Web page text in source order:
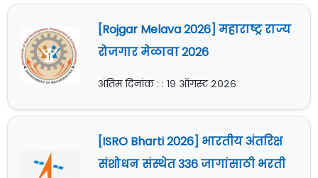
[Rojgar Melava 2026] महाराष्ट्र राज्य
रोजगार मेळावा 2026
अंतिम दिनांक : : १९ ऑगस्ट २०२६
[ISRO Bharti 2026] भारतीय अंतरिक्ष
संशोधन संस्थेत 336 जागांसाठी भरती